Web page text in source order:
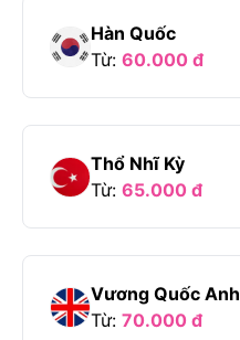
Hàn Quốc
Từ: 60.000 đ
Thổ Nhĩ Kỳ
Từ: 65.000 đ
Vương Quốc Anh
Từ: 70.000 đ